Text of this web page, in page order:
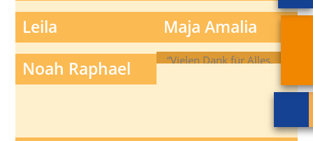
unser kleines Wunder!”
Leila
Maja Amalia
“Vielen Dank für Alles.
Noah Raphael